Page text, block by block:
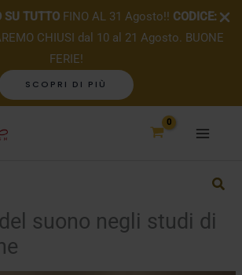
SU TUTTO FINO AL 31 Agosto!! CODICE:
CHIUSI dal 10 al 21 Agosto. BUONE
FERIE!
SCOPRI DI PIÙ
suono negli studi di